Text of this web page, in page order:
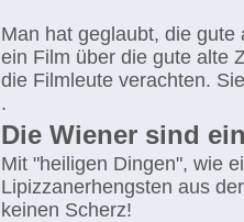
Man hat geglaubt, die
ein Film über die gute alte
die Filmleute verachten.
.
Die Wiener sind
Mit "heiligen Dingen", wie
Lipizzanerhengsten aus
keinen Scherz!